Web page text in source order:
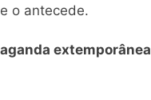
o antecede.
extemporânea